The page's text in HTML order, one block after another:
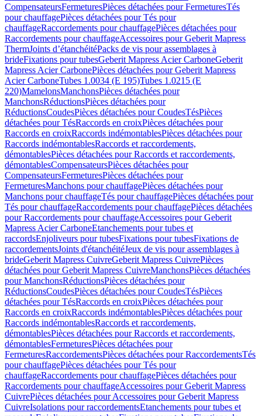
CompensateursFermeturesPièces détachées pour FermeturesTés
pour chauffagePièces détachées pour Tés pour
chauffageRaccordements pour chauffagePièces détachées pour
Raccordements pour chauffageAccessoires pour Geberit Mapress
ThermJoints d’étanchéitéPacks de vis pour assemblages à
brideFixations pour tubesGeberit Mapress Acier CarboneGeberit
Mapress Acier CarbonePièces détachées pour Geberit Mapress
Acier CarboneTubes 1.0034 (E 195)Tubes 1.0215 (E
220)MamelonsManchonsPièces détachées pour
ManchonsRéductionsPièces détachées pour
RéductionsCoudesPièces détachées pour CoudesTésPièces
détachées pour TésRaccords en croixPièces détachées pour
Raccords en croixRaccords indémontablesPièces détachées pour
Raccords indémontablesRaccords et raccordements,
démontablesPièces détachées pour Raccords et raccordements,
démontablesCompensateursPièces détachées pour
CompensateursFermeturesPièces détachées pour
FermeturesManchons pour chauffagePièces détachées pour
Manchons pour chauffageTés pour chauffagePièces détachées pour
Tés pour chauffageRaccordements pour chauffagePièces détachées
pour Raccordements pour chauffageAccessoires pour Geberit
Mapress Acier CarboneEtanchements pour tubes et
raccordsEnjoliveurs pour tubesFixations pour tubesFixations de
raccordementsJoints d'étanchéitéJeux de vis pour assemblages à
brideGeberit Mapress CuivreGeberit Mapress CuivrePièces
détachées pour Geberit Mapress CuivreManchonsPièces détachées
pour ManchonsRéductionsPièces détachées pour
RéductionsCoudesPièces détachées pour CoudesTésPièces
détachées pour TésRaccords en croixPièces détachées pour
Raccords en croixRaccords indémontablesPièces détachées pour
Raccords indémontablesRaccords et raccordements,
démontablesPièces détachées pour Raccords et raccordements,
démontablesFermeturesPièces détachées pour
FermeturesRaccordementsPièces détachées pour RaccordementsTés
pour chauffagePièces détachées pour Tés pour
chauffageRaccordements pour chauffagePièces détachées pour
Raccordements pour chauffageAccessoires pour Geberit Mapress
CuivrePièces détachées pour Accessoires pour Geberit Mapress
CuivreIsolations pour raccordementsEtanchements pour tubes et